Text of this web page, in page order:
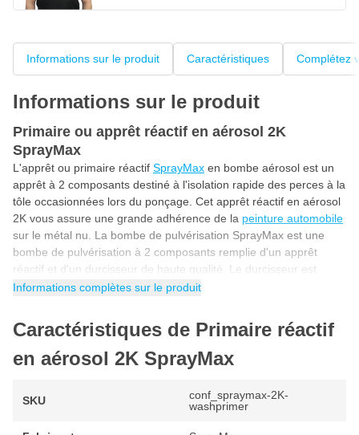
Informations sur le produit Caractéristiques Complétez
Informations sur le produit
Primaire ou apprêt réactif en aérosol 2K
SprayMax
L'apprêt ou primaire réactif SprayMax en bombe aérosol est un
apprêt à 2 composants destiné à l'isolation rapide des perces à la
tôle occasionnées lors du ponçage. Cet apprêt réactif en aérosol
2K vous assure une grande adhérence de la peinture automobile
sur le métal nu. La bombe de pulvérisation SprayMax est une
bombe de pulvérisation à 2 composants remplie d'un apprêt
réactif et d'un durcisseur de haute qualité. Le durcisseur est
activé et libéré par une simple pression du percuteur, puis
d’éviter les erreurs de mélange.
Primaire réactif 2K avec adhérence excellente
L'apprêt réactif SprayMax 2 K est connu pour sa grande
idéal pour la préparation de la
peinture de votre voiture
primaire adhère parfaitement aux anciens revêtements, aux
surfaces en plastique, au métal nu, au fer, à l'acier galvanisé /
Informations complètes sur le produit
Caractéristiques de Primaire réactif
en aérosol 2K SprayMax
SKU
conf_spraymax-2K-
washprimer